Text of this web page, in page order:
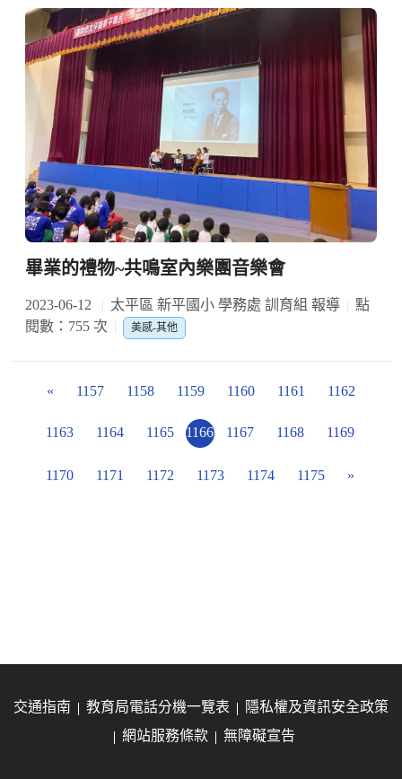
畢業的禮物~共鳴室內樂團音樂會
2023-06-12 太平區 新平國小 學務處 訓育組 報導
點
閱數：755 次
美感-其他
« 1157 1158 1159 1160 1161 1162
1163 1164 1165 1166 1167 1168 1169
1170 1171 1172 1173 1174 1175 »
交通指南 教育局電話分機一覽表
隱私權及資訊安全政策
網站服務條款
無障礙宣告